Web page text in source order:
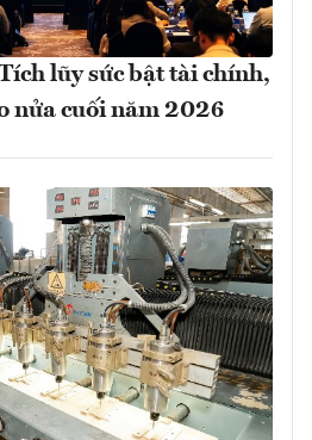
lũy sức bật tài chính,
nửa cuối năm 2026